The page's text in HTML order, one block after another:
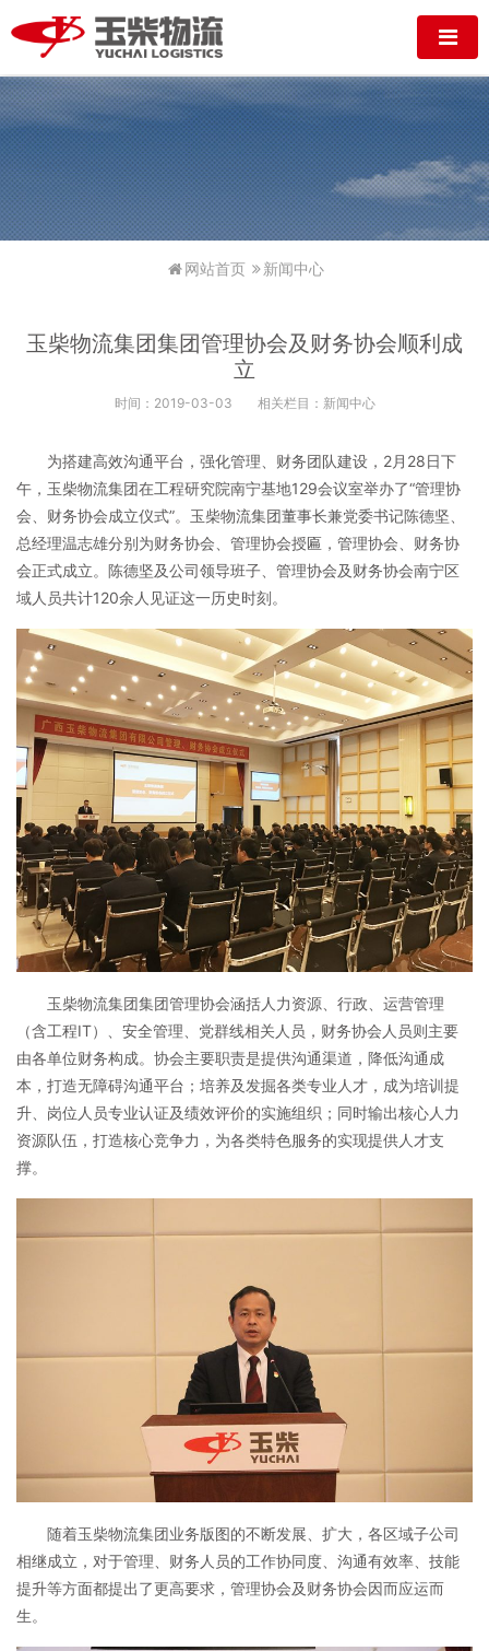
网站首页 新闻中心
玉柴物流集团集团管理协会及财务协会顺利成
立
时间：2019-03-03 相关栏目：新闻中心
为搭建高效沟通平台，强化管理、财务团队建设，2月28日下
午，玉柴物流集团在工程研究院南宁基地129会议室举办了“管理协
会、财务协会成立仪式”。玉柴物流集团董事长兼党委书记陈德坚、
总经理温志雄分别为财务协会、管理协会授匾，管理协会、财务协
会正式成立。陈德坚及公司领导班子、管理协会及财务协会南宁区
域人员共计120余人见证这一历史时刻。
玉柴物流集团集团管理协会涵括人力资源、行政、运营管理
（含工程IT）、安全管理、党群线相关人员，财务协会人员则主要
由各单位财务构成。协会主要职责是提供沟通渠道，降低沟通成
本，打造无障碍沟通平台；培养及发掘各类专业人才，成为培训提
升、岗位人员专业认证及绩效评价的实施组织；同时输出核心人力
资源队伍，打造核心竞争力，为各类特色服务的实现提供人才支
撑。
随着玉柴物流集团业务版图的不断发展、扩大，各区域子公司
相继成立，对于管理、财务人员的工作协同度、沟通有效率、技能
提升等方面都提出了更高要求，管理协会及财务协会因而应运而
生。